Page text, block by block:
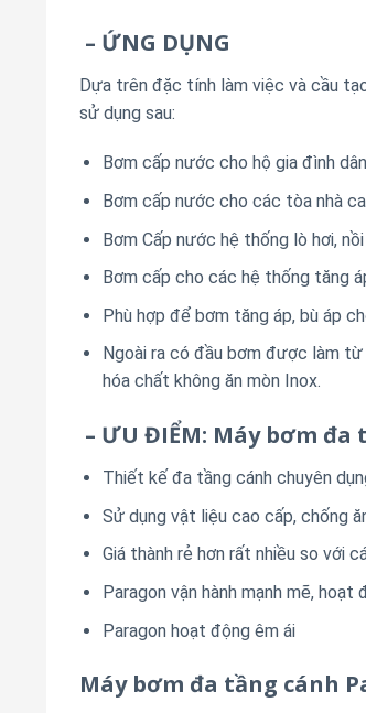
– ỨNG DỤNG
Dựa trên đặc tính làm việc và cầu
sử dụng sau:
Bơm cấp nước cho hộ gia đình
Bơm cấp nước cho các tòa nhà
Bơm Cấp nước hệ thống lò hơi,
Bơm cấp cho các hệ thống tăng
Phù hợp để bơm tăng áp, bù áp
Ngoài ra có đầu bơm được làm
hóa chất không ăn mòn Inox.
– ƯU ĐIỂM: Máy bơm đa
Thiết kế đa tầng cánh chuyên
Sử dụng vật liệu cao cấp, chống
Giá thành rẻ hơn rất nhiều so với
Paragon vận hành mạnh mẽ, hoạt
Paragon hoạt động êm ái
Máy bơm đa tầng cánh